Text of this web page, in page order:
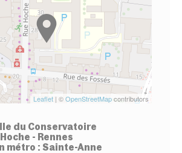
Leaflet | ©OpenStreetMapcontributors
du Conservatoire
- Rennes
métro : Sainte-Anne